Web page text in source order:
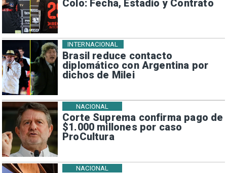
Colo: Fecha, Estadio y Contrato
Brasil reduce contacto
diplomático con Argentina por
dichos de Milei
INTERNACIONAL
Corte Suprema confirma pago de
$1.000 millones por caso
ProCultura
NACIONAL
NACIONAL